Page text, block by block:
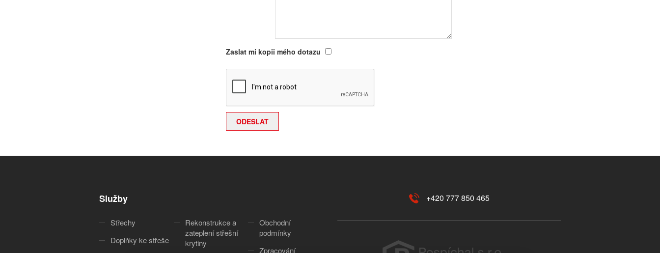
Zaslat mi kopii mého dotazu
Služby
Střechy
Doplňky ke střeše
Rekonstrukce a
zateplení střešní
krytiny
Obchodní
podmínky
Zpracování
+420 777 850 465